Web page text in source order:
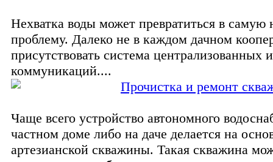
Нехватка воды может превратиться в
проблему. Далеко не в каждом дачном
присутствовать система централизованных
коммуникаций....
Прочистка и ремонт
Чаще всего устройство автономного
частном доме либо на даче делается на
артезианской скважины. Такая скважина